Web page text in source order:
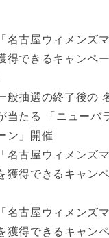
名古屋ウィメンズ
得できるキャンペ
般抽選の終了後の
当たる 「ニューバ
ン」開催
名古屋ウィメンズ
獲得できるキャン
名古屋ウィメンズ
獲得できるキャン